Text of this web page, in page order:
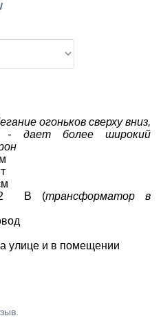
огоньков сверху вниз,
- дает более широкий
12 В (трансформатор в
улице и в помещении